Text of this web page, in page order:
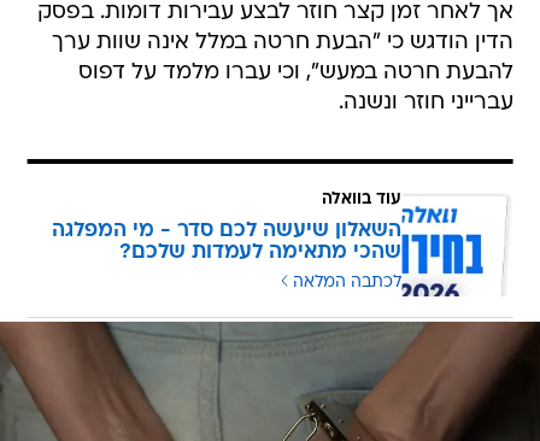
אך לאחר זמן קצר חוזר לבצע עבירות דומות. בפסק
הדין הודגש כי "הבעת חרטה במלל אינה שוות ערך
להבעת חרטה במעש", וכי עברו מלמד על דפוס
עברייני חוזר ונשנה.
עוד בוואלה
השאלון שיעשה לכם סדר - מי המפלגה
שהכי מתאימה לעמדות שלכם?
לכתבה המלאה